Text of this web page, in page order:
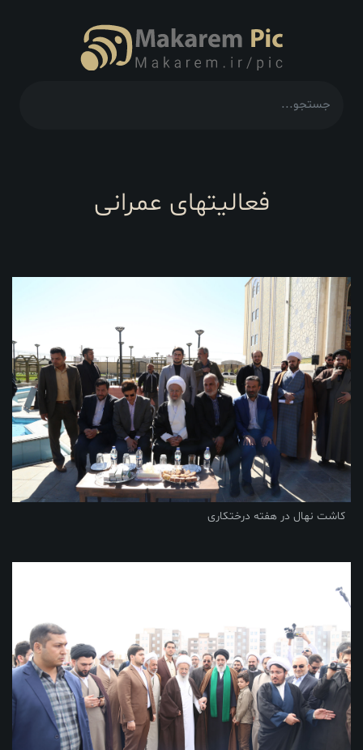
فعالیتهای عمرانی
کاشت نهال در هفته درختکاری